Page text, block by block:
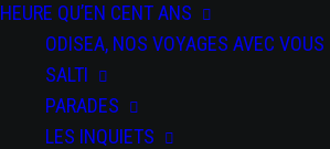
HEURE QU’EN CENT ANS
ODISEA, NOS VOYAGES AVEC VOUS
SALTI
PARADES
LES INQUIETS
SALTI